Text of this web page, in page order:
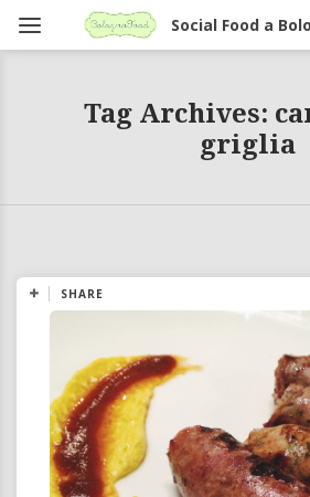
Social Food a
Tag Archives:
griglia
SHARE